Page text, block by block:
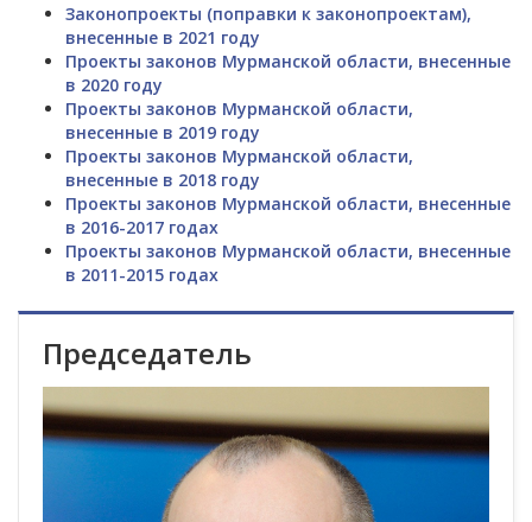
Законопроекты (поправки к законопроектам),
внесенные в 2021 году
Проекты законов Мурманской области, внесенные
в 2020 году
Проекты законов Мурманской области,
внесенные в 2019 году
Проекты законов Мурманской области,
внесенные в 2018 году
Проекты законов Мурманской области, внесенные
в 2016-2017 годах
Проекты законов Мурманской области, внесенные
в 2011-2015 годах
Председатель